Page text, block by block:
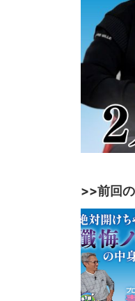
>>前回